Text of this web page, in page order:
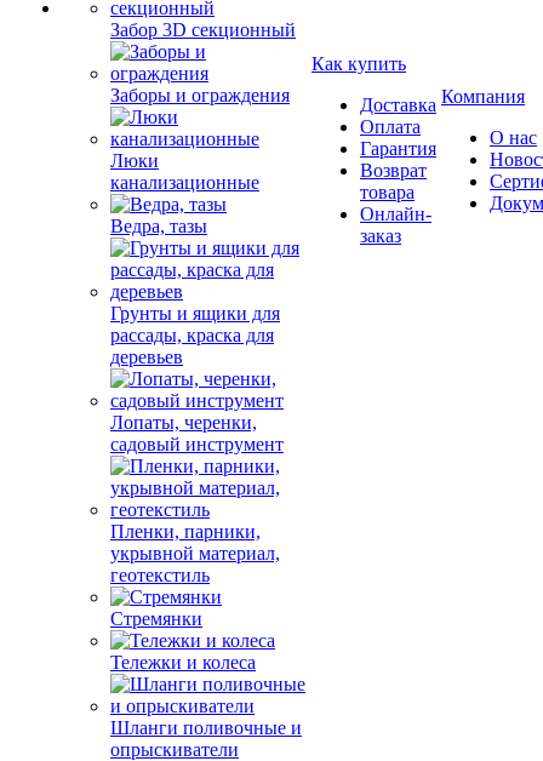
Забор 3D секционный
Заборы и ограждения
Люки
канализационные
Ведра, тазы
Грунты и ящики для
рассады, краска для
деревьев
Лопаты, черенки,
садовый инструмент
Пленки, парники,
укрывной материал,
геотекстиль
Стремянки
Тележки и колеса
Шланги поливочные и
опрыскиватели
Как купить
Доставка
Оплата
Гарантия
Возврат
товара
Онлайн-
заказ
Компания
О нас